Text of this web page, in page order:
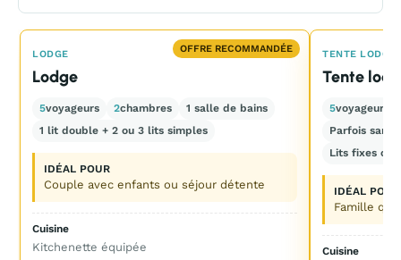
OFFRE RECOMMANDÉE
LODGE
Lodge
5voyageurs 2chambres
1 salle de bains
1 lit double + 2 ou 3 lits simples
IDÉAL POUR
Couple avec enfants ou séjour détente
Cuisine
Kitchenette équipée
TENTE LODGE
Tente
5voyageurs
Parfois sans
Lits fixes ou
IDÉAL POUR
Famille qui
Cuisine